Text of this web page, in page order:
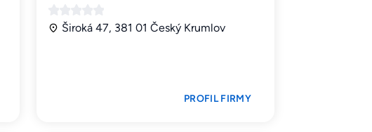
Široká 47, 381 01 Český Krumlov
PROFIL FIRMY